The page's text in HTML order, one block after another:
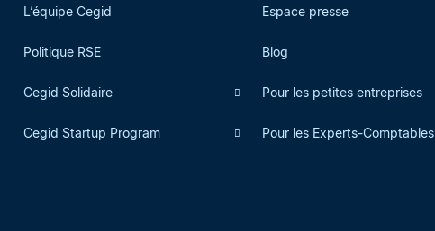
L’équipe Cegid
Politique RSE
Cegid Solidaire
Cegid Startup Program
Espace presse
Blog
Pour les petites entreprises
Pour les Experts-Comptables